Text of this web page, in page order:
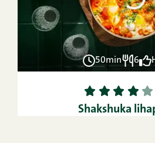
50min 6
1 2 3 4 5
Shakshuka